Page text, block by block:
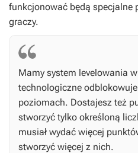
funkcjonować będą specjalne
graczy.
Mamy system levelowania
technologiczne
poziomach. Dostajesz też
stworzyć tylko określoną
musiał wydać więcej
stworzyć więcej z nich.